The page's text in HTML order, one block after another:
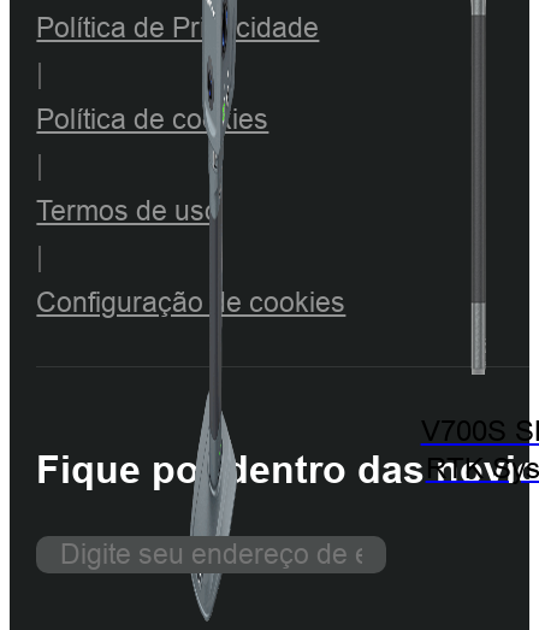
V700S
RTK
Política de Privacidade
Política de cookies
Termos de uso
Configuração de cookies
Fique por dentro das